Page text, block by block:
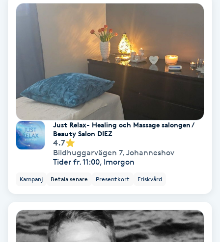
Skinbooster
Sklerosering
Skägg
Skäggfärgning
Skäggklippning
Skönhet
Slingor
Just Relax- Healing och Massage salongen /
Beauty Salon DIEZ
4.7
Bildhuggarvägen 7, Johanneshov
Tider fr. 11:00, Imorgon
Kampanj Betala senare Presentkort Friskvård